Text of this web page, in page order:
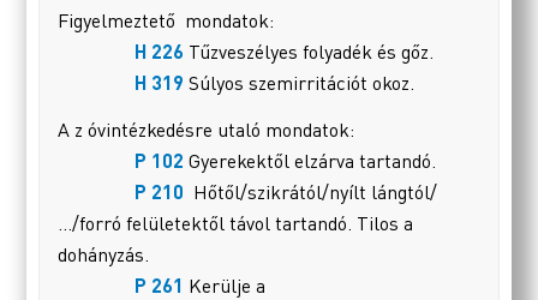
Figyelmeztető mondatok:
H 226 Tűzveszélyes folyadék és gőz.
H 319 Súlyos szemirritációt okoz.
A z óvintézkedésre utaló mondatok:
P 102Gyerekektől elzárva tartandó.
P 210 Hőtől/szikrától/nyílt lángtól/
…/forró felületektől távol tartandó. Tilos a
dohányzás.
P 261 Kerülje a